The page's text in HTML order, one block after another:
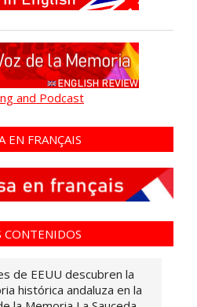
and Podcast
EN FRANÇAIS
CONTENIDOS
de EEUU descubren la
histórica andaluza en la